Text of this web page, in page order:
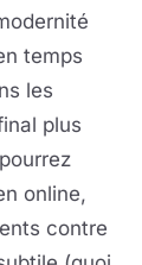
temps
les
plus
online,
contre